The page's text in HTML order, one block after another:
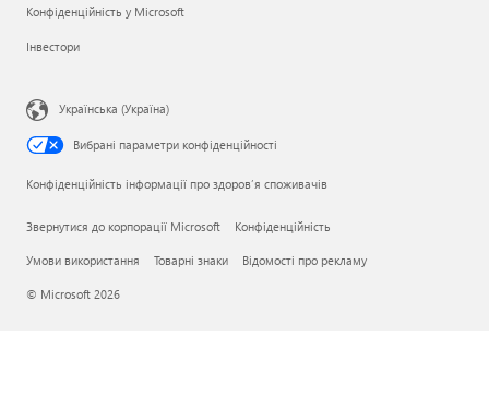
Конфіденційність у Microsoft
Інвестори
Українська (Україна)
Вибрані параметри конфіденційності
Конфіденційність інформації про здоров’я споживачів
Звернутися до корпорації Microsoft Конфіденційність
Умови використання Товарні знаки Відомості про рекламу
© Microsoft 2026